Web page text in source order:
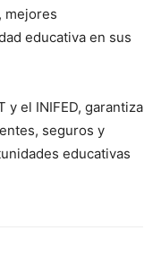
mejores
educativa en sus
y el INIFED, garantiza
seguros y
educativas